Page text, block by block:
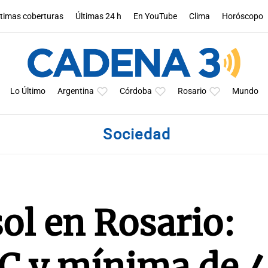
coberturas Últimas 24 h En YouTube Clima Horóscopo
Lo Último Argentina Córdoba Rosario Mundo
Sociedad
en Rosario: